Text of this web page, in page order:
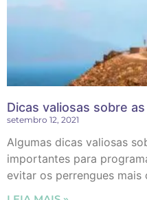
Dicas valiosas sobre
setembro 12, 2021
Algumas dicas valiosas
importantes para
evitar os perrengues mais